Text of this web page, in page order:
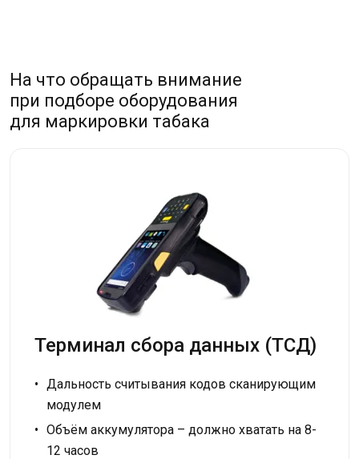
На что обращать внимание
при подборе оборудования
для маркировки табака
Терминал сбора данных (ТСД)
Дальность считывания кодов сканирующим
модулем
Объём аккумулятора – должно хватать на 8-
12 часов